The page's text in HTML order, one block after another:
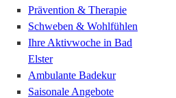
Prävention & Therapie
Schweben & Wohlfühlen
Ihre Aktivwoche in Bad
Elster
Ambulante Badekur
Saisonale Angebote